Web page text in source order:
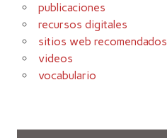
publicaciones
recursos digitales
sitios web recomendados
videos
vocabulario